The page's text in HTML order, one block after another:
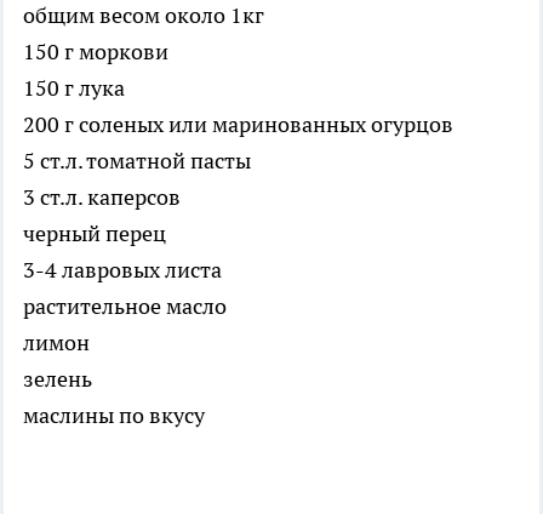
общим весом около 1кг
150 г моркови
150 г лука
200 г соленых или маринованных огурцов
5 ст.л. томатной пасты
3 ст.л. каперсов
черный перец
3-4 лавровых листа
растительное масло
лимон
зелень
маслины по вкусу